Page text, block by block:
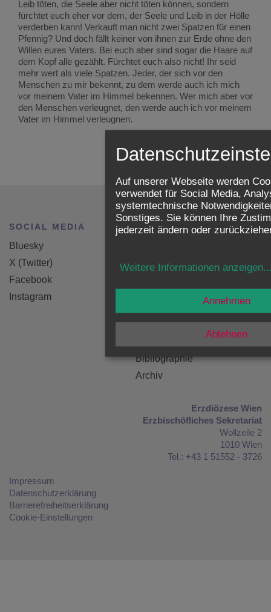
Leib töten, die Seele aber nicht töten können, sondern
fürchtet euch eher vor dem, der Seele und Leib in der Hölle
verderben kann! Verkauft man nicht zwei Spatzen für einen
Pfennig? Und doch fällt keiner von ihnen zur Erde ohne den
Willen eures Vaters. Bei euch aber sind sogar die Haare auf
dem Kopf alle gezählt. Fürchtet euch also nicht! Ihr seid
mehr wert als viele Spatzen. Jeder, der sich vor den
Menschen zu mir bekennt, zu dem werde auch ich mich
vor meinem Vater im Himmel bekennen. Wer mich aber vor
den Menschen verleugnet, den werde auch ich vor meinem
Vater im Himmel verleugnen.
SOCIAL MEDIA
Bluesky
X (Twitter)
Facebook
Instagram
HOME
Kolumne
Evangelium
Katechesen
Bibliographie
Archiv
Erzdiözese Wien
Erzbischöfliches Sekretariat
Wollzeile 2
1010 Wien
Tel.: +43 1 51552 - 3726
Impressum
Datenschutzerklärung
Barrierefreiheitserklärung
Cookie-Einstellungen
Auf unserer Webseite werden
verwendet für Social Media,
systemtechnische
Sonstiges. Sie können Ihre
jederzeit ändern oder
Weitere Informationen anzeigen
Ablehnen
Annehmen